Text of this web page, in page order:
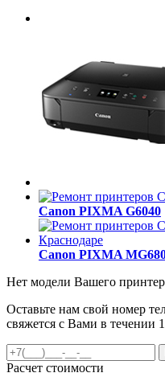
Canon PIXMA G6040
Canon PIXMA
Нет модели Вашего
Оставьте нам свой номер
свяжется с Вами в течении
Расчет стоимости